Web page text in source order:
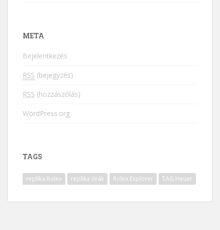
META
Bejelentkezés
RSS (bejegyzés)
RSS (hozzászólás)
WordPress.org
TAGS
replika Rolex replika órák Rolex Explorer TAG Heuer